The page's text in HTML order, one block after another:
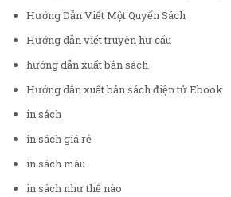
Hướng Dẫn Viết Một Quyển Sách
Hướng dẫn viết truyện hư cấu
hướng dẫn xuất bản sách
Hướng dẫn xuất bản sách điện tử Ebook
in sách
in sách giá rẻ
in sách màu
in sách như thế nào